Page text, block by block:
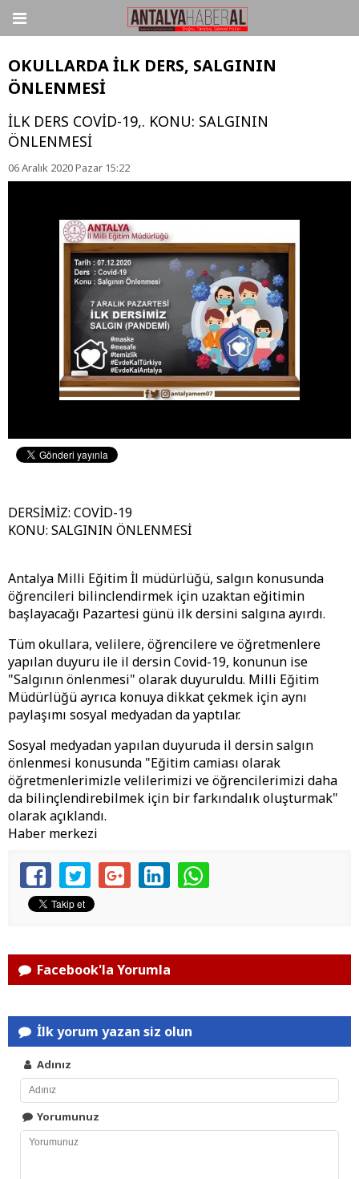
OKULLARDA İLK DERS, SALGININ
ÖNLENMESİ
İLK DERS COVİD-19,. KONU: SALGININ
ÖNLENMESİ
06 Aralık 2020 Pazar 15:22
DERSİMİZ: COVİD-19
KONU: SALGININ ÖNLENMESİ
Antalya Milli Eğitim İl müdürlüğü, salgın konusunda
öğrencileri bilinclendirmek için uzaktan eğitimin
başlayacağı Pazartesi günü ilk dersini salgına ayırdı.
Tüm okullara, velilere, öğrencilere ve öğretmenlere
yapılan duyuru ile il dersin Covid-19, konunun ise
"Salgının önlenmesi" olarak duyuruldu. Milli Eğitim
Müdürlüğü ayrıca konuya dikkat çekmek için aynı
paylaşımı sosyal medyadan da yaptılar.
Sosyal medyadan yapılan duyuruda il dersin salgın
önlenmesi konusunda "Eğitim camiası olarak
öğretmenlerimizle velilerimizi ve öğrencilerimizi daha
da bilinçlendirebilmek için bir farkındalık oluşturmak"
olarak açıklandı.
Haber merkezi
Facebook'la Yorumla
İlk yorum yazan siz olun
Adınız
Yorumunuz